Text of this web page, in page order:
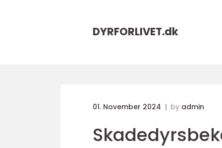
DYRFORLIVET.dk
01. November 2024 by admin